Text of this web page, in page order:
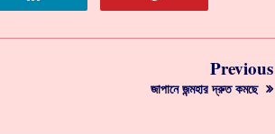
Previous
জাপানে জন্মহার দ্রুত কমছে